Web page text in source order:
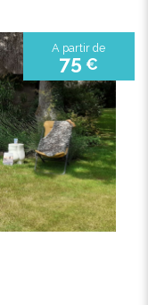
A partir de
75 €